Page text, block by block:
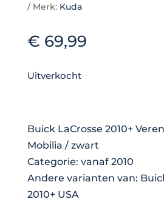
Merk: Kuda
€ 69,99
Uitverkocht
Buick LaCrosse 2010+
Mobilia / zwart
Categorie: vanaf 2010
Andere varianten van:
2010+ USA